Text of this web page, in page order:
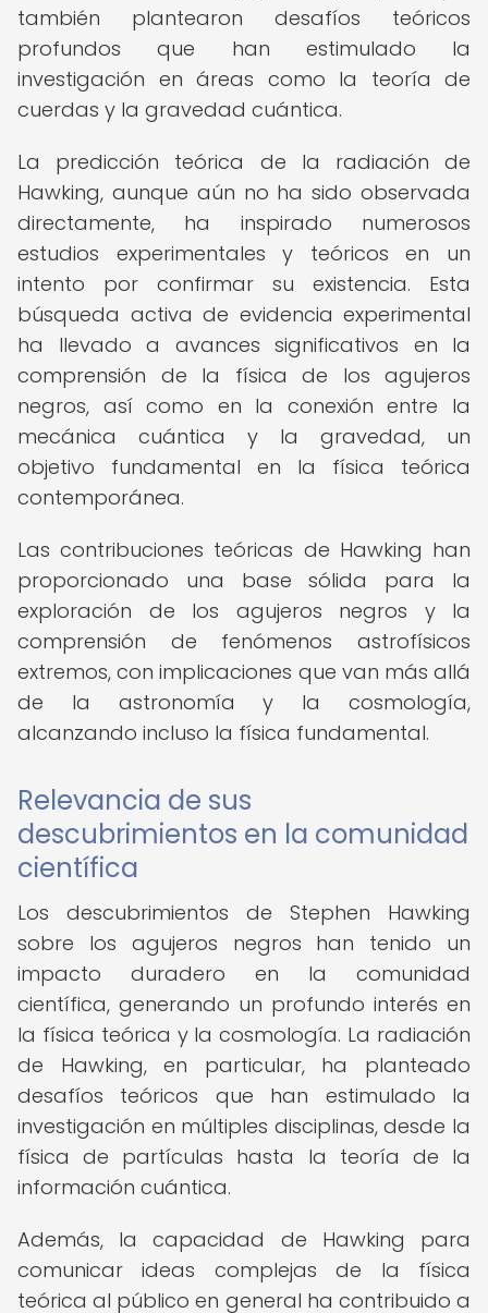
también plantearon desafíos teóricos
profundos que han estimulado la
investigación en áreas como la teoría de
cuerdas y la gravedad cuántica.
La predicción teórica de la radiación de
Hawking, aunque aún no ha sido observada
directamente, ha inspirado numerosos
estudios experimentales y teóricos en un
intento por confirmar su existencia. Esta
búsqueda activa de evidencia experimental
ha llevado a avances significativos en la
comprensión de la física de los agujeros
negros, así como en la conexión entre la
mecánica cuántica y la gravedad, un
objetivo fundamental en la física teórica
contemporánea.
Las contribuciones teóricas de Hawking han
proporcionado una base sólida para la
exploración de los agujeros negros y la
comprensión de fenómenos astrofísicos
extremos, con implicaciones que van más allá
de la astronomía y la cosmología,
alcanzando incluso la física fundamental.
Relevancia de sus
descubrimientos en la comunidad
científica
Los descubrimientos de Stephen Hawking
sobre los agujeros negros han tenido un
impacto duradero en la comunidad
científica, generando un profundo interés en
la física teórica y la cosmología. La radiación
de Hawking, en particular, ha planteado
desafíos teóricos que han estimulado la
investigación en múltiples disciplinas, desde la
física de partículas hasta la teoría de la
información cuántica.
Además, la capacidad de Hawking para
comunicar ideas complejas de la física
teórica al público en general ha contribuido a